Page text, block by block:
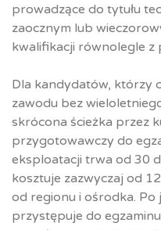
prowadzące do tytułu
zaocznym lub
kwalifikacji równolegle z
Dla kandydatów, którzy
zawodu bez
skrócona ścieżka przez
przygotowawczy do
eksploatacji trwa od 30
kosztuje zazwyczaj od
od regionu i ośrodka.
przystępuje do